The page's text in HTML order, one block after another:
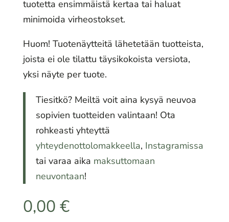
tuotetta ensimmäistä kertaa tai haluat
minimoida virheostokset.
Huom! Tuotenäytteitä lähetetään tuotteista,
joista ei ole tilattu täysikokoista versiota,
yksi näyte per tuote.
Tiesitkö? Meiltä voit aina kysyä neuvoa
sopivien tuotteiden valintaan! Ota
rohkeasti yhteyttä
yhteydenottolomakkeella, Instagramissa
tai varaa aika maksuttomaan
neuvontaan!
0,00 €